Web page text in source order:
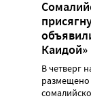
Каидой»
В четверг